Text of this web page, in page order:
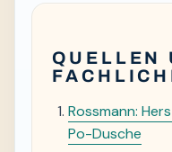
QUELLEN
Rossmann:
Po-Dusche